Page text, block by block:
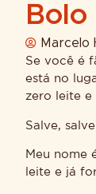
Marcelo
Se você é
está no
zero leite e
Salve,
Meu nome
leite e já